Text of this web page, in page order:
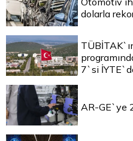
dolarla rekor
7`si
AR-GE`ye